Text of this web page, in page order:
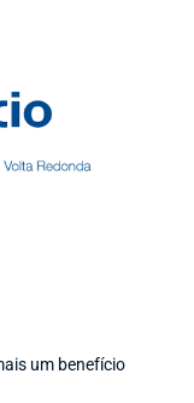
um benefício